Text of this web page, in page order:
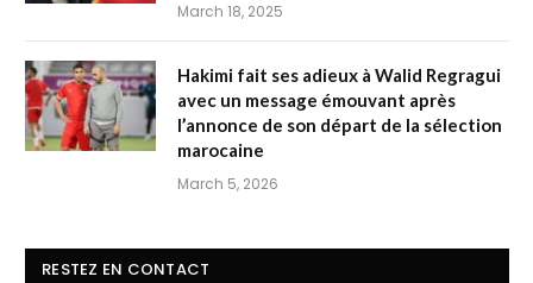
March 18, 2025
Hakimi fait ses adieux à Walid Regragui
avec un message émouvant après
l’annonce de son départ de la sélection
marocaine
March 5, 2026
RESTEZ EN CONTACT